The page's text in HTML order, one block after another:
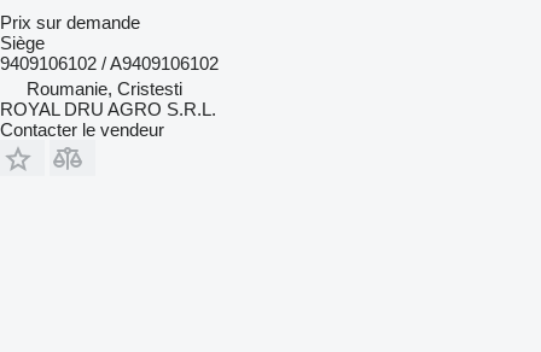
Prix sur demande
Siège
9409106102 / A9409106102
Roumanie, Cristesti
ROYAL DRU AGRO S.R.L.
Contacter le vendeur